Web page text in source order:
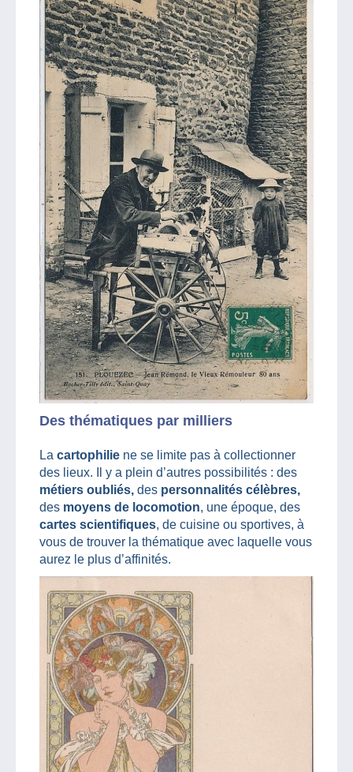
Des thématiques par milliers
La cartophilie ne se limite pas à collectionner
des lieux. Il y a plein d’autres possibilités : des
métiers oubliés, des personnalités célèbres,
des moyens de locomotion, une époque, des
cartes scientifiques, de cuisine ou sportives, à
vous de trouver la thématique avec laquelle vous
aurez le plus d’affinités.